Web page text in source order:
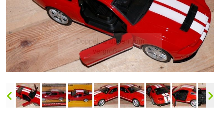
Doppelt antippen zum
vergrößern